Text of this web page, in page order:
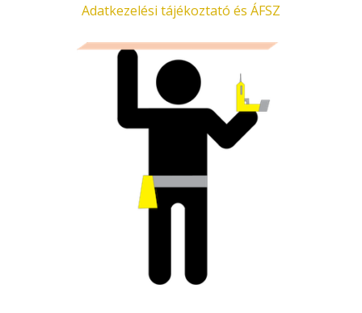
Adatkezelési tájékoztató és ÁFSZ